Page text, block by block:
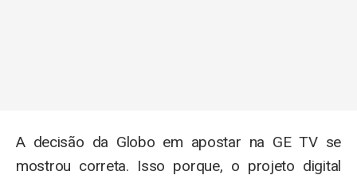
A decisão da Globo em apostar na GE TV se
mostrou correta. Isso porque, o projeto digital